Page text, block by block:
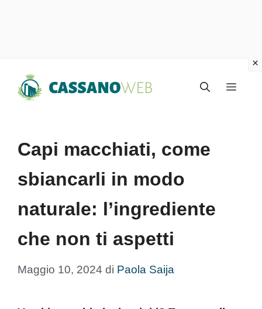
Menu
Capi macchiati, come
sbiancarli in modo
naturale: l’ingrediente
che non ti aspetti
Maggio 10, 2024 di Paola Saija